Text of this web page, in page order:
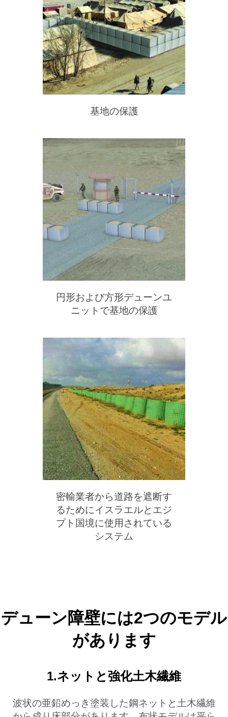
基地の保護
円形および方形デューンユ
ニットで基地の保護
密輸業者から道路を遮断す
るためにイスラエルとエジ
プト国境に使用されている
システム
デューン障壁には2つのモデル
があります
1.ネットと強化土木繊維
波状の亜鉛めっき塗装した鋼ネットと土木繊維